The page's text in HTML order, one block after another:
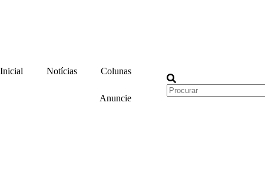
Notícias Colunas
Anuncie